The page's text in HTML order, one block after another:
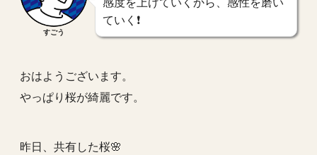
すごう
ていく❗️
おはようございます。
やっぱり桜が綺麗です。
昨日、共有した桜🌸